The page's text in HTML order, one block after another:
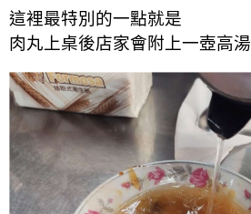
這裡最特別的一點就是
肉丸上桌後店家會附上一壺高湯